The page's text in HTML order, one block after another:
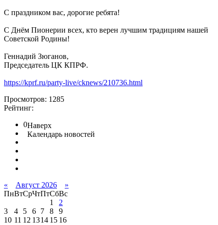
С праздником вас, дорогие ребята!
С Днём Пионерии всех, кто верен лучшим традициям нашей
Советской Родины!
Геннадий Зюганов,
Председатель ЦК КПРФ.
https://kprf.ru/party-live/cknews/210736.html
Просмотров: 1285
Рейтинг:
0Наверх
Календарь новостей
« Август 2026
»
ПнВтСрЧтПтСбВс
1
2
3
4 5 6 7 8
9
10 11 12 1314 15 16